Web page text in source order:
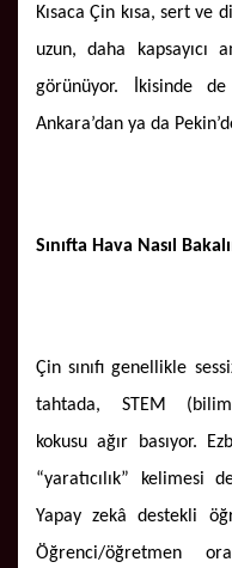
Kısaca Çin kısa, sert
uzun, daha kapsayıcı
görünüyor. İkisinde
Ankara’dan ya da
Sınıfta Hava Nasıl
Çin sınıfı genellikle
tahtada, STEM (bilim-
kokusu ağır basıyor.
“yaratıcılık” kelimesi
Yapay zekâ destekli
Öğrenci/öğretmen